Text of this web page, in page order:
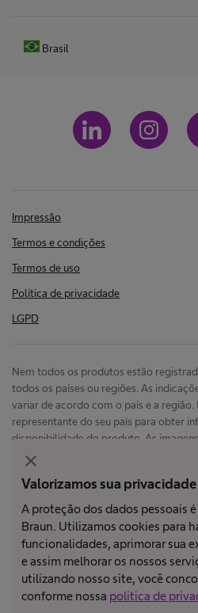
Brasil
Impressão
Termos e condições
Termos de uso
Política de privacidade
LGPD
Nem todos os produtos estão
todos os países ou regiões. As
variar de acordo com o país e a
representante do seu país para obter
disponibilidade do produto. As
referência.
Copyright ©
Valorizamos sua privacidade
A proteção dos dados pessoais
Braun. Utilizamos cookies para
funcionalidades, aprimorar sua
e assim melhorar os nossos
utilizando nosso site, você
conforme nossa politica de
close